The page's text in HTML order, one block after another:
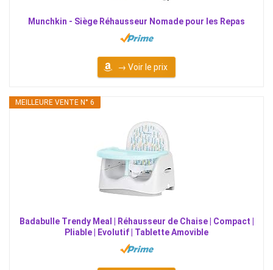
Munchkin - Siège Réhausseur Nomade pour les Repas
→ Voir le prix
MEILLEURE VENTE N° 6
Badabulle Trendy Meal | Réhausseur de Chaise | Compact |
Pliable | Evolutif | Tablette Amovible